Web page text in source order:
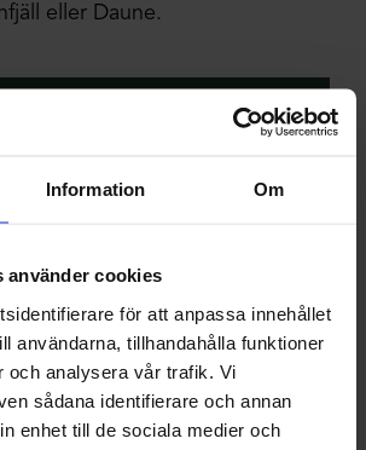
Information Om
använder cookies
för att anpassa innehållet
användarna, tillhandahålla funktioner
och analysera vår trafik. Vi
sådana identifierare och annan
enhet till de sociala medier och
eller Daune.
304 01 75